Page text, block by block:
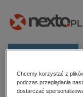
Kategorie
Strona główna
Chcemy korzystać z
podczas przeglądania
dostarczać